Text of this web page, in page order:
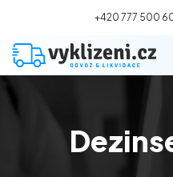
+420 777 500
Vyklízení